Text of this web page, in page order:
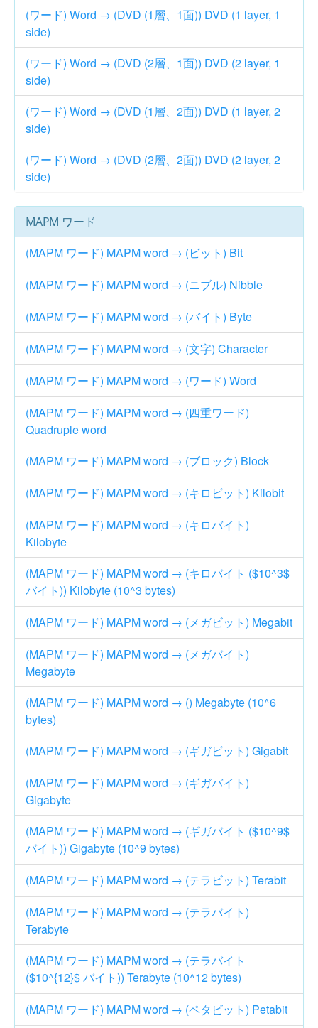
(ワード) Word → (DVD (1層、1面)) DVD (1 layer, 1
side)
(ワード) Word → (DVD (2層、1面)) DVD (2 layer, 1
side)
(ワード) Word → (DVD (1層、2面)) DVD (1 layer, 2
side)
(ワード) Word → (DVD (2層、2面)) DVD (2 layer, 2
side)
MAPM ワード
(MAPM ワード) MAPM word → (ビット) Bit
(MAPM ワード) MAPM word → (ニブル) Nibble
(MAPM ワード) MAPM word → (バイト) Byte
(MAPM ワード) MAPM word → (文字) Character
(MAPM ワード) MAPM word → (ワード) Word
(MAPM ワード) MAPM word → (四重ワード)
Quadruple word
(MAPM ワード) MAPM word → (ブロック) Block
(MAPM ワード) MAPM word → (キロビット) Kilobit
(MAPM ワード) MAPM word → (キロバイト)
Kilobyte
(MAPM ワード) MAPM word → (キロバイト ($10^3$
バイト)) Kilobyte (10^3 bytes)
(MAPM ワード) MAPM word → (メガビット) Megabit
(MAPM ワード) MAPM word → (メガバイト)
Megabyte
(MAPM ワード) MAPM word → () Megabyte (10^6
bytes)
(MAPM ワード) MAPM word → (ギガビット) Gigabit
(MAPM ワード) MAPM word → (ギガバイト)
Gigabyte
(MAPM ワード) MAPM word → (ギガバイト ($10^9$
バイト)) Gigabyte (10^9 bytes)
(MAPM ワード) MAPM word → (テラビット) Terabit
(MAPM ワード) MAPM word → (テラバイト)
Terabyte
(MAPM ワード) MAPM word → (テラバイト
($10^{12}$ バイト)) Terabyte (10^12 bytes)
(MAPM ワード) MAPM word → (ペタビット) Petabit